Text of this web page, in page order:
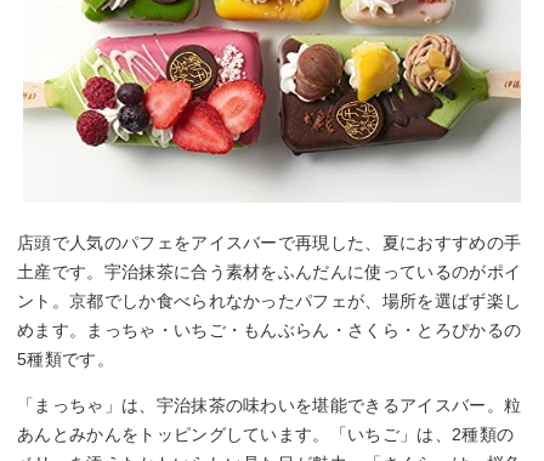
店頭で人気のパフェをアイスバーで再現した、夏におすすめの手
土産です。宇治抹茶に合う素材をふんだんに使っているのがポイ
ント。京都でしか食べられなかったパフェが、場所を選ばず楽し
めます。まっちゃ・いちご・もんぶらん・さくら・とろぴかるの
5種類です。
「まっちゃ」は、宇治抹茶の味わいを堪能できるアイスバー。粒
あんとみかんをトッピングしています。「いちご」は、2種類の